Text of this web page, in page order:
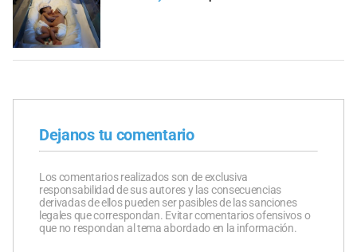
Dejanos tu comentario
Los comentarios realizados son de exclusiva
responsabilidad de sus autores y las consecuencias
derivadas de ellos pueden ser pasibles de las sanciones
legales que correspondan. Evitar comentarios ofensivos o
que no respondan al tema abordado en la información.